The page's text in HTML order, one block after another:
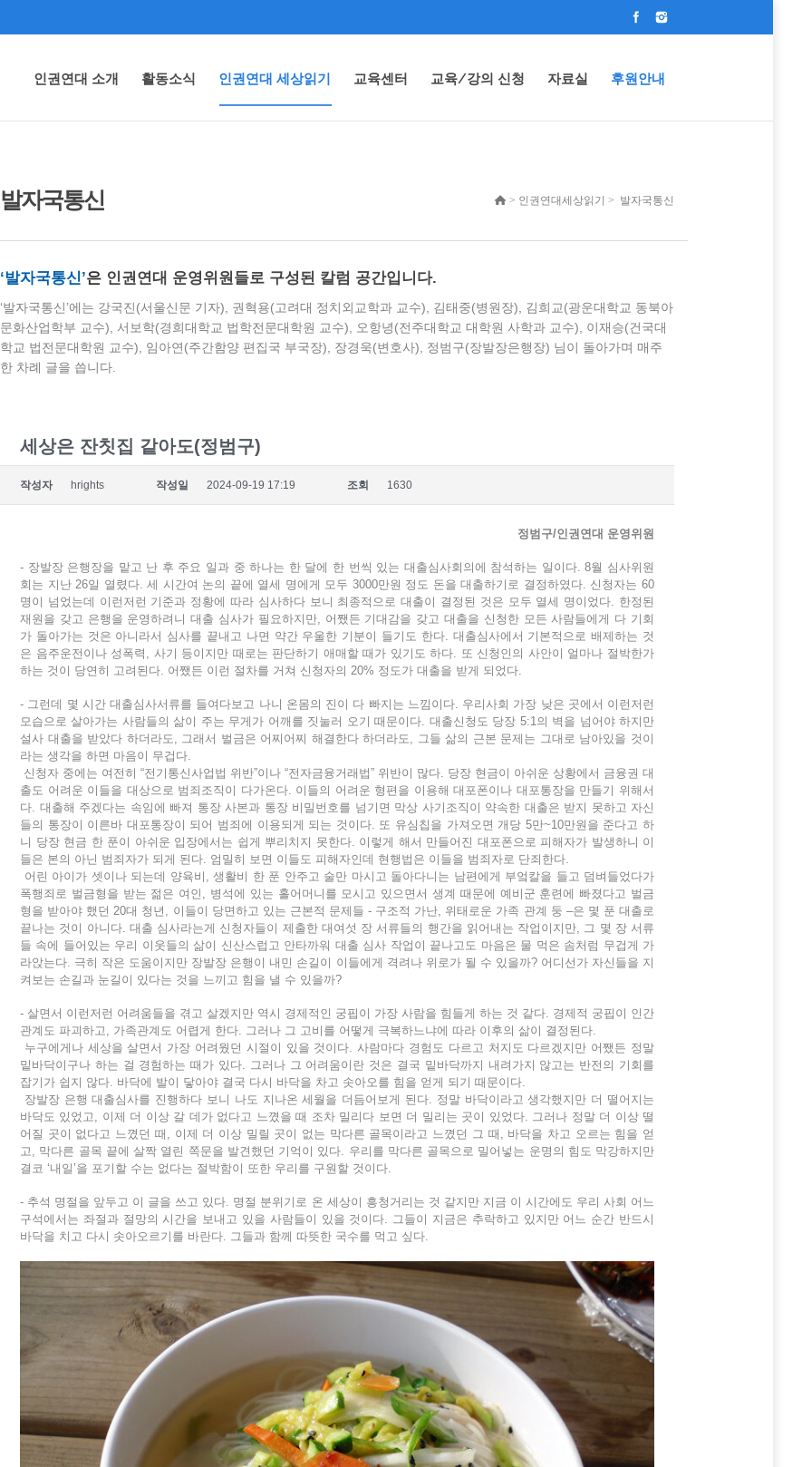
인권연대 소개 활동소식 인권연대 세상읽기 교육센터 교육/강의 신청 자료실 후원안내
발자국통신 > 인권연대세상읽기 > 발자국통신
‘발자국통신’은 인권연대 운영위원들로 구성된 칼럼 공간입니다.
‘발자국통신’에는 강국진(서울신문 기자), 권혁용(고려대 정치외교학과 교수), 김태중(병원장), 김희교(광운대학교 동북아
문화산업학부 교수), 서보학(경희대학교 법학전문대학원 교수), 오항녕(전주대학교 대학원 사학과 교수), 이재승(건국대
학교 법전문대학원 교수), 임아연(주간함양 편집국 부국장), 장경욱(변호사), 정범구(장발장은행장) 님이 돌아가며 매주
한 차례 글을 씁니다.
세상은 잔칫집 같아도(정범구)
작성자 hrights 작성일 2024-09-19 17:19 조회 1630
정범구/인권연대 운영위원
- 장발장 은행장을 맡고 난 후 주요 일과 중 하나는 한 달에 한 번씩 있는 대출심사회의에 참석하는 일이다. 8월 심사위원
회는 지난 26일 열렸다. 세 시간여 논의 끝에 열세 명에게 모두 3000만원 정도 돈을 대출하기로 결정하였다. 신청자는 60
명이 넘었는데 이런저런 기준과 정황에 따라 심사하다 보니 최종적으로 대출이 결정된 것은 모두 열세 명이었다. 한정된
재원을 갖고 은행을 운영하려니 대출 심사가 필요하지만, 어쨌든 기대감을 갖고 대출을 신청한 모든 사람들에게 다 기회
가 돌아가는 것은 아니라서 심사를 끝내고 나면 약간 우울한 기분이 들기도 한다. 대출심사에서 기본적으로 배제하는 것
은 음주운전이나 성폭력, 사기 등이지만 때로는 판단하기 애매할 때가 있기도 하다. 또 신청인의 사안이 얼마나 절박한가
하는 것이 당연히 고려된다. 어쨌든 이런 절차를 거쳐 신청자의 20% 정도가 대출을 받게 되었다.
- 그런데 몇 시간 대출심사서류를 들여다보고 나니 온몸의 진이 다 빠지는 느낌이다. 우리사회 가장 낮은 곳에서 이런저런
모습으로 살아가는 사람들의 삶이 주는 무게가 어깨를 짓눌러 오기 때문이다. 대출신청도 당장 5:1의 벽을 넘어야 하지만
설사 대출을 받았다 하더라도, 그래서 벌금은 어찌어찌 해결한다 하더라도, 그들 삶의 근본 문제는 그대로 남아있을 것이
라는 생각을 하면 마음이 무겁다.
신청자 중에는 여전히 “전기통신사업법 위반”이나 “전자금융거래법” 위반이 많다. 당장 현금이 아쉬운 상황에서 금융권 대
출도 어려운 이들을 대상으로 범죄조직이 다가온다. 이들의 어려운 형편을 이용해 대포폰이나 대포통장을 만들기 위해서
다. 대출해 주겠다는 속임에 빠져 통장 사본과 통장 비밀번호를 넘기면 막상 사기조직이 약속한 대출은 받지 못하고 자신
들의 통장이 이른바 대포통장이 되어 범죄에 이용되게 되는 것이다. 또 유심칩을 가져오면 개당 5만~10만원을 준다고 하
니 당장 현금 한 푼이 아쉬운 입장에서는 쉽게 뿌리치지 못한다. 이렇게 해서 만들어진 대포폰으로 피해자가 발생하니 이
들은 본의 아닌 범죄자가 되게 된다. 엄밀히 보면 이들도 피해자인데 현행법은 이들을 범죄자로 단죄한다.
어린 아이가 셋이나 되는데 양육비, 생활비 한 푼 안주고 술만 마시고 돌아다니는 남편에게 부엌칼을 들고 덤벼들었다가
폭행죄로 벌금형을 받는 젊은 여인, 병석에 있는 홀어머니를 모시고 있으면서 생계 때문에 예비군 훈련에 빠졌다고 벌금
형을 받아야 했던 20대 청년, 이들이 당면하고 있는 근본적 문제들 - 구조적 가난, 위태로운 가족 관계 둥 –은 몇 푼 대출로
끝나는 것이 아니다. 대출 심사라는게 신청자들이 제출한 대여섯 장 서류들의 행간을 읽어내는 작업이지만, 그 몇 장 서류
들 속에 들어있는 우리 이웃들의 삶이 신산스럽고 안타까워 대출 심사 작업이 끝나고도 마음은 물 먹은 솜처럼 무겁게 가
라앉는다. 극히 작은 도움이지만 장발장 은행이 내민 손길이 이들에게 격려나 위로가 될 수 있을까? 어디선가 자신들을 지
켜보는 손길과 눈길이 있다는 것을 느끼고 힘을 낼 수 있을까?
- 살면서 이런저런 어려움들을 겪고 살겠지만 역시 경제적인 궁핍이 가장 사람을 힘들게 하는 것 같다. 경제적 궁핍이 인간
관계도 파괴하고, 가족관계도 어렵게 한다. 그러나 그 고비를 어떻게 극복하느냐에 따라 이후의 삶이 결정된다.
누구에게나 세상을 살면서 가장 어려웠던 시절이 있을 것이다. 사람마다 경험도 다르고 처지도 다르겠지만 어쨌든 정말
밑바닥이구나 하는 걸 경험하는 때가 있다. 그러나 그 어려움이란 것은 결국 밑바닥까지 내려가지 않고는 반전의 기회를
잡기가 쉽지 않다. 바닥에 발이 닿아야 결국 다시 바닥을 차고 솟아오를 힘을 얻게 되기 때문이다.
장발장 은행 대출심사를 진행하다 보니 나도 지나온 세월을 더듬어보게 된다. 정말 바닥이라고 생각했지만 더 떨어지는
바닥도 있었고, 이제 더 이상 갈 데가 없다고 느꼈을 때 조차 밀리다 보면 더 밀리는 곳이 있었다. 그러나 정말 더 이상 떨
어질 곳이 없다고 느꼈던 때, 이제 더 이상 밀릴 곳이 없는 막다른 골목이라고 느꼈던 그 때, 바닥을 차고 오르는 힘을 얻
고, 막다른 골목 끝에 살짝 열린 쪽문을 발견했던 기억이 있다. 우리를 막다른 골목으로 밀어넣는 운명의 힘도 막강하지만
결코 ‘내일’을 포기할 수는 없다는 절박함이 또한 우리를 구원할 것이다.
- 추석 명절을 앞두고 이 글을 쓰고 있다. 명절 분위기로 온 세상이 흥청거리는 것 같지만 지금 이 시간에도 우리 사회 어느
구석에서는 좌절과 절망의 시간을 보내고 있을 사람들이 있을 것이다. 그들이 지금은 추락하고 있지만 어느 순간 반드시
바닥을 치고 다시 솟아오르기를 바란다. 그들과 함께 따뜻한 국수를 먹고 싶다.